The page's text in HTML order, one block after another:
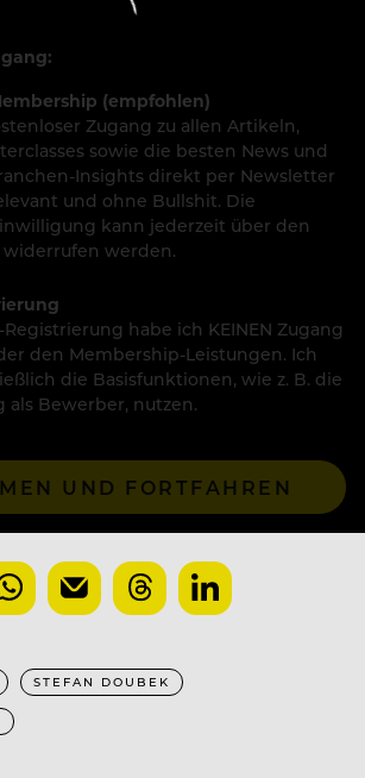
(empfohlen)
Zugang zu allen Artikeln,
sowie die besten News und
Insights direkt per Newsletter
und ohne Bullshit. Die
kann jederzeit über den
werden.
habe ich KEINEN Zugang
den Membership-Leistungen. Ich
die Basisfunktionen, wie z. B. die
als Bewerber, nutzen.
UND FORTFAHREN
STEFAN DOUBEK